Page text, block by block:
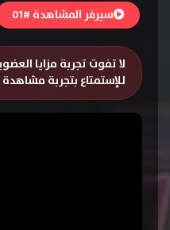
سيرفر المشاهدة #01
لا تفوت تجربة مزايا
للإستمتاع بتجربة مشاهدة